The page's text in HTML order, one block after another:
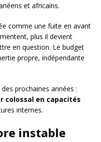
et africains.
comme une fuite en avant
plus il devient
en question. Le budget
propre, indépendante
des prochaines années :
en capacités
internes.
instable